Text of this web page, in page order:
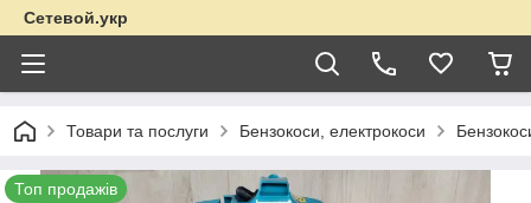
Сетевой.укр
Товари та послуги Бензокоси, електрокоси
Топ продажів